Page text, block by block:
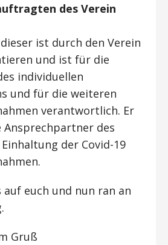
des Verein
ist durch den Verein
und ist für die
individuellen
und für die weiteren
verantwortlich. Er
des
der Covid-19
euch und nun ran an
Gruß